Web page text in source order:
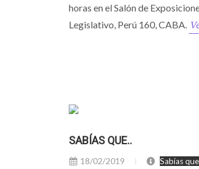
horas en el Salón de
Legislativo, Perú 160, CABA.
SABÍAS QUE..
18/02/2019 Sabías